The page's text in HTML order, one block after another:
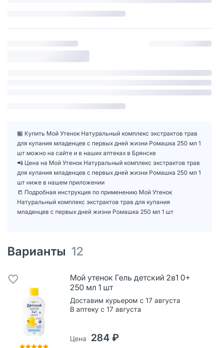
🏪 Купить Мой Утенок Натуральный комплекс экстрактов трав
для купания младенцев с первых дней жизни Ромашка 250 мл 1
шт можно на сайте и в наших аптеках в Брянске
📲 Цена на Мой Утенок Натуральный комплекс экстрактов трав
для купания младенцев с первых дней жизни Ромашка 250 мл 1
шт ниже в нашем приложении
📒 Подробная инструкция по применению Мой Утенок
Натуральный комплекс экстрактов трав для купания
младенцев с первых дней жизни Ромашка 250 мл 1 шт
Варианты 12
Мой утенок Гель детский 2в1 0+
250 мл 1 шт
Доставим курьером с 17 августа
В аптеку с 17 августа
Цена 284 ₽